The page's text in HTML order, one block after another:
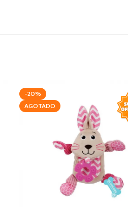
-20%
AGOTADO